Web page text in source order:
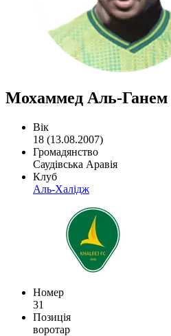
Мохаммед Аль-Ганем
Вік
18 (13.08.2007)
Громадянство
Саудівська Аравія
Клуб
Аль-Халідж
Номер
31
Позиція
воротар